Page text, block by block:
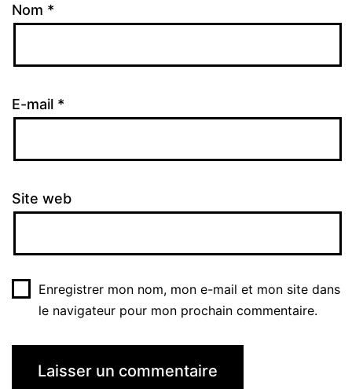
Nom *
E-mail *
Site web
Enregistrer mon nom, mon e-mail et mon site dans
le navigateur pour mon prochain commentaire.